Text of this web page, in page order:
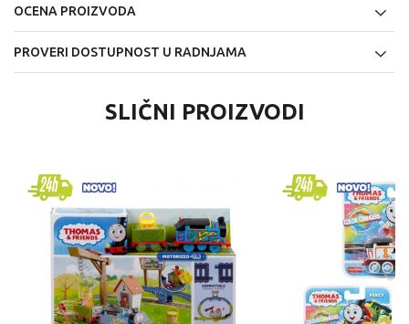
OCENA PROIZVODA
PROVERI DOSTUPNOST U RADNJAMA
SLIČNI PROIZVODI